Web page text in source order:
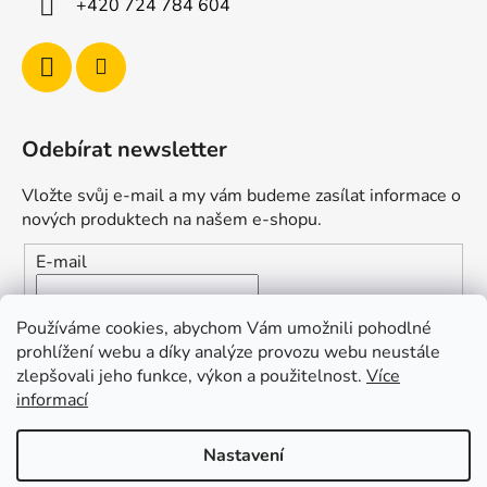
Používáme cookies, abychom Vám umožnili pohodlné
prohlížení webu a díky analýze provozu webu neustále
zlepšovali jeho funkce, výkon a použitelnost. Více
informací
Nastavení
+420 724 784 604
Odebírat newsletter
Vložte svůj e-mail a my vám budeme zasílat informace o
nových produktech na našem e-shopu.
E-mail
Vložením e-mailu souhlasíte s
podmínkami ochrany
osobních údajů
PŘIHLÁSIT SE